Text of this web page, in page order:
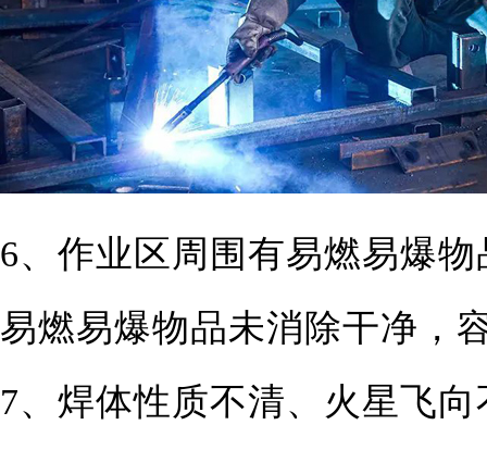
6、作业区周围有易燃易爆
易燃易爆物品未消除干净，
7、焊体性质不清、火星飞